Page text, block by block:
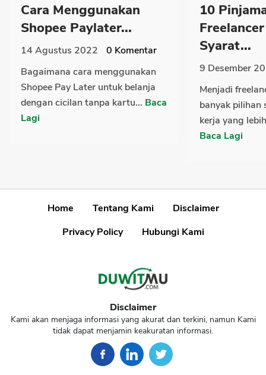
Cara Menggunakan
Shopee Paylater...
14 Agustus 2022 0 Komentar
Bagaimana cara menggunakan
Shopee Pay Later untuk belanja
dengan cicilan tanpa kartu... Baca
Lagi
10
Syarat...
9 Desember
Menjadi
banyak pilihan
kerja yang
Baca Lagi
Home Tentang Kami
Disclaimer
Privacy Policy
Hubungi Kami
Disclaimer
Kami akan menjaga informasi yang akurat dan terkini, namun Kami
tidak dapat menjamin keakuratan informasi.